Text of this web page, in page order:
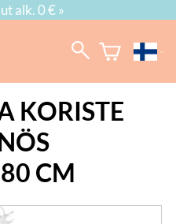
alk. 0 € »
KORISTE
CM